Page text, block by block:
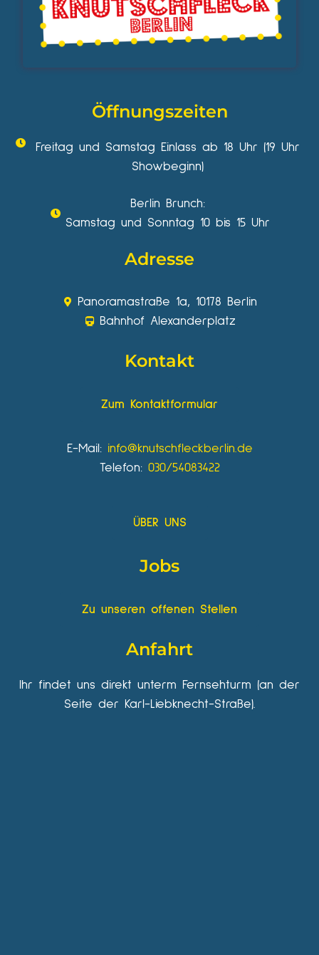
Öffnungszeiten
Freitag und Samstag Einlass ab 18 Uhr (19 Uhr
Showbeginn)
Berlin Brunch:
Samstag und Sonntag 10 bis 15 Uhr
Adresse
Panoramastraße 1a, 10178 Berlin
Bahnhof Alexanderplatz
Kontakt
Zum Kontaktformular
E-Mail: info@knutschfleckberlin.de
Telefon: 030/54083422
ÜBER UNS
Jobs
Zu unseren offenen Stellen
Anfahrt
Ihr findet uns direkt unterm Fernsehturm (an der
Seite der Karl-Liebknecht-Straße).